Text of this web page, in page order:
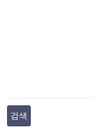
검색